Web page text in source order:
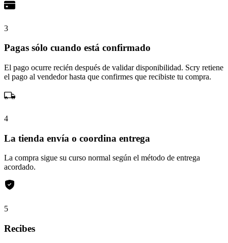
3
Pagas sólo cuando está confirmado
El pago ocurre recién después de validar disponibilidad. Scry retiene
el pago al vendedor hasta que confirmes que recibiste tu compra.
4
La tienda envía o coordina entrega
La compra sigue su curso normal según el método de entrega
acordado.
5
Recibes